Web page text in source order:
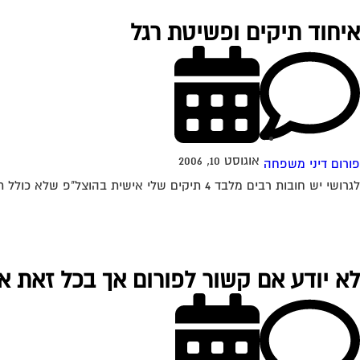
איחוד תיקים ופשיטת רגל
פורום דיני משפחה אוגוסט 10, 2006
לגרושי יש חובות רבים מלבד 4 תיקים שלי אישית בהוצל"פ שלא כולל תיק מזונות על 7 תיקים היא משלם 200 שח בחודש 4 תיקים שלי...
לא יודע אם קשור לפורום אך בכל זאת